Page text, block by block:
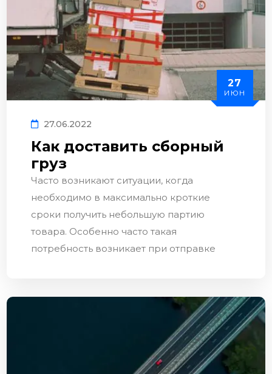
27
ИЮН
27.06.2022
Как доставить сборный
груз
Часто возникают ситуации, когда
необходимо в максимально кроткие
сроки получить небольшую партию
товара. Особенно часто такая
потребность возникает при отправке